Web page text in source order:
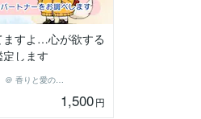
ますよ…心が欲する
します
虹心（にこ）＠ 香りと愛の導き鑑定師
1,500円